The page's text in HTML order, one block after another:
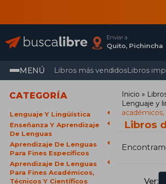
Enviar a
Quito, Pichincha
MENÚ Libros más vendidosLibros
CATEGORÍA
Lenguaje Y Lingüística
Enseñanza Y Aprendizaje
De Lenguas
Aprendizaje De Lenguas
Para Fines Específicos
Aprendizaje De Lenguas
Para Fines Académicos,
Técnicos Y Científicos
Inicio
Lenguaje y
Libros
Ver: